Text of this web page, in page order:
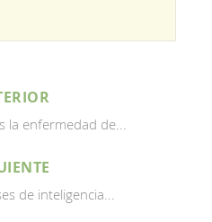
la enfermedad de...
de inteligencia...